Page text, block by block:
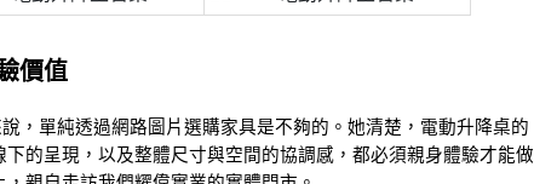
價值
，單純透過網路圖片選購家具是不夠的。她清楚，電動升降桌的
的呈現，以及整體尺寸與空間的協調感，都必須親身體驗才能做